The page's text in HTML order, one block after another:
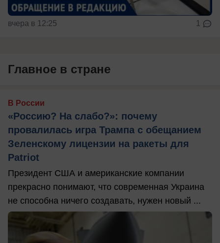
вчера в 12:25 1
Главное в стране
В России
«Россию? На слабо?»: почему
провалилась игра Трампа с обещанием
Зеленскому лицензии на ракеты для
Patriot
Президент США и американские компании
прекрасно понимают, что современная Украина
не способна ничего создавать, нужен новый ...